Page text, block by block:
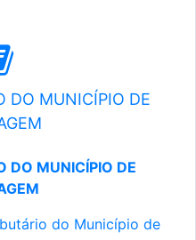
DO MUNICÍPIO DE
DO MUNICÍPIO DE
do Município de